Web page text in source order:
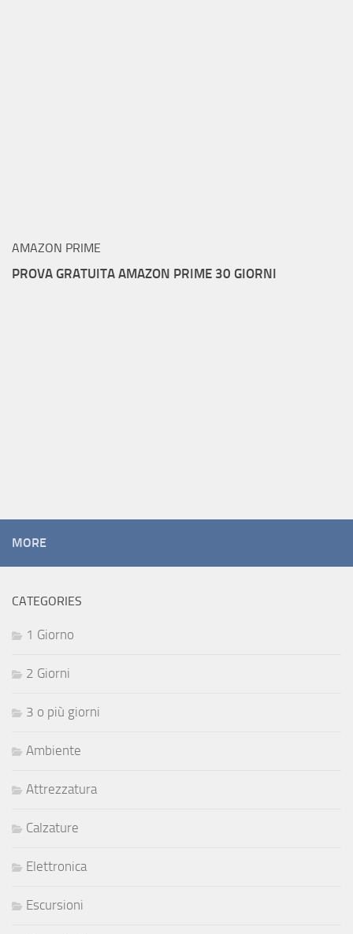
AMAZON PRIME
PROVA GRATUITA AMAZON PRIME 30 GIORNI
MORE
CATEGORIES
1 Giorno
2 Giorni
3 o più giorni
Ambiente
Attrezzatura
Calzature
Elettronica
Escursioni